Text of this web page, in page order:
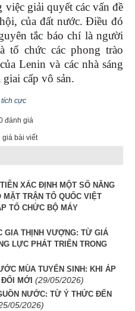
giải quyết các vấn đề
của đất nước. Điều đó
tắc báo chí là người
tổ chức các phong trào
Lenin và các nhà sáng
cấp vô sản.
cực
đánh giá
giá bài viết
XÁC ĐỊNH MỘT SỐ NĂNG
MẶT TRẬN TỔ QUỐC VIỆT
TỔ CHỨC BỘ MÁY
GIA THỊNH VƯỢNG: TỪ GIÁ
LỰC PHÁT TRIỂN TRONG
MÙA TUYỂN SINH: KHI ÁP
MỚI (29/05/2026)
NƯỚC: TỪ Ý THỨC ĐẾN
05/2026)